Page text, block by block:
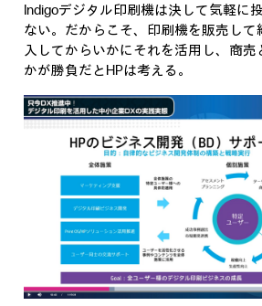
Indigoデジタル印刷機は決して気軽に
ない。だからこそ、印刷機を販売し
入してからいかにそれを活用し、商売
かが勝負だとHPは考える。